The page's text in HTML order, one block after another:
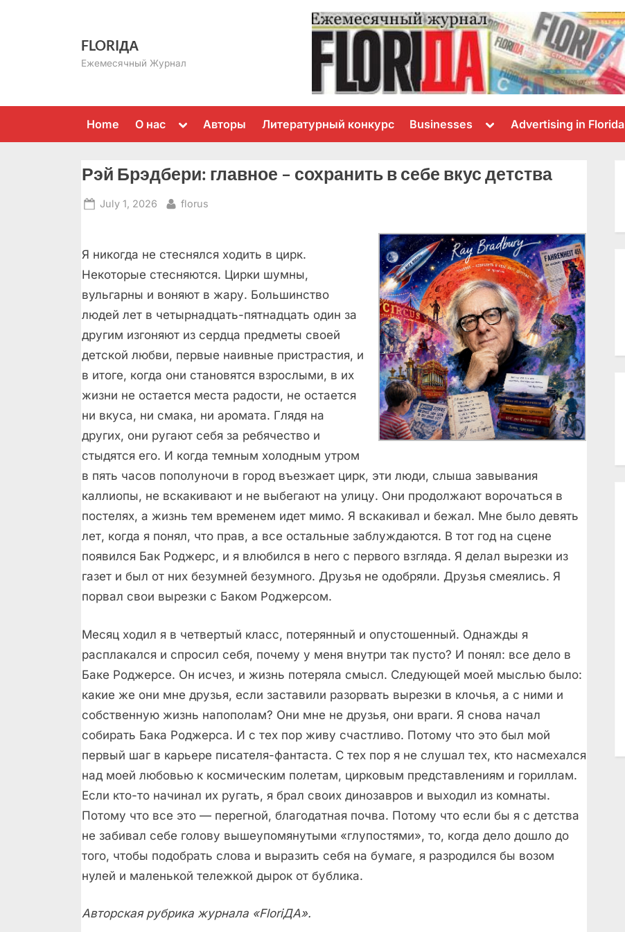
FLORIДА
Ежемесячный Журнал
Home О нас
Toggle
menu
Авторы Литературный конкурс Businesses
Toggle
menu
Advertising in Florida
Рэй Брэдбери: главное – сохранить в себе вкус детства
Posted
July 1, 2026 By
florus
Я никогда не стеснялся ходить в цирк.
Некоторые стесняются. Цирки шумны,
вульгарны и воняют в жару. Большинство
людей лет в четырнадцать-пятнадцать один за
другим изгоняют из сердца предметы своей
детской любви, первые наивные пристрастия, и
в итоге, когда они становятся взрослыми, в их
жизни не остается места радости, не остается
ни вкуса, ни смака, ни аромата. Глядя на
других, они ругают себя за ребячество и
стыдятся его. И когда темным холодным утром
в пять часов пополуночи в город въезжает цирк, эти люди, слыша завывания
каллиопы, не вскакивают и не выбегают на улицу. Они продолжают ворочаться в
постелях, а жизнь тем временем идет мимо. Я вскакивал и бежал. Мне было девять
лет, когда я понял, что прав, а все остальные заблуждаются. В тот год на сцене
появился Бак Роджерс, и я влюбился в него с первого взгляда. Я делал вырезки из
газет и был от них безумней безумного. Друзья не одобряли. Друзья смеялись. Я
порвал свои вырезки с Баком Роджерсом.
Месяц ходил я в четвертый класс, потерянный и опустошенный. Однажды я
расплакался и спросил себя, почему у меня внутри так пусто? И понял: все дело в
Баке Роджерсе. Он исчез, и жизнь потеряла смысл. Следующей моей мыслью было:
какие же они мне друзья, если заставили разорвать вырезки в клочья, а с ними и
собственную жизнь напополам? Они мне не друзья, они враги. Я снова начал
собирать Бака Роджерса. И с тех пор живу счастливо. Потому что это был мой
первый шаг в карьере писателя-фантаста. С тех пор я не слушал тех, кто насмехался
над моей любовью к космическим полетам, цирковым представлениям и гориллам.
Если кто-то начинал их ругать, я брал своих динозавров и выходил из комнаты.
Потому что все это — перегной, благодатная почва. Потому что если бы я с детства
не забивал себе голову вышеупомянутыми «глупостями», то, когда дело дошло до
того, чтобы подобрать слова и выразить себя на бумаге, я разродился бы возом
нулей и маленькой тележкой дырок от бублика.
Авторская рубрика журнала «FloriДА».